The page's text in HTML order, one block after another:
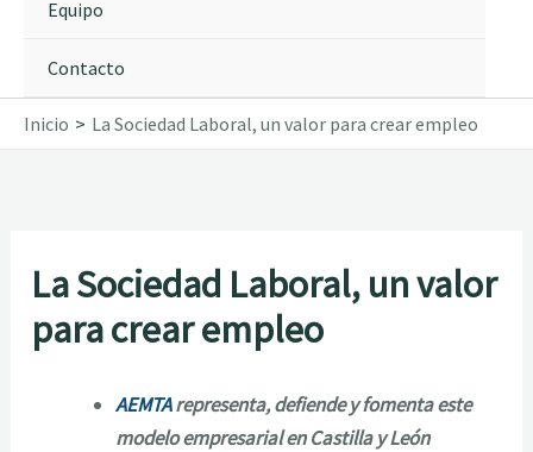
Equipo
Contacto
Inicio La Sociedad Laboral, un valor para crear empleo
La Sociedad Laboral, un valor
para crear empleo
AEMTArepresenta, defiende y fomenta este
modelo empresarial en Castilla y León